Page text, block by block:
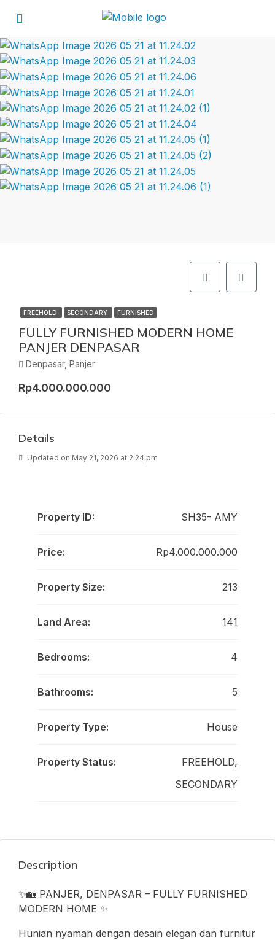
FREEHOLD SECONDARY FURNISHED
FULLY FURNISHED MODERN HOME
PANJER DENPASAR
Denpasar, Panjer
Rp4.000.000.000
Details
Updated on May 21, 2026 at 2:24 pm
Property ID: SH35- AMY
Price: Rp4.000.000.000
Property Size: 213
Land Area: 141
Bedrooms: 4
Bathrooms: 5
Property Type: House
Property Status:
FREEHOLD,
SECONDARY
Description
✨🏡 PANJER, DENPASAR – FULLY FURNISHED
MODERN HOME ✨
Hunian nyaman dengan desain elegan dan furnitur